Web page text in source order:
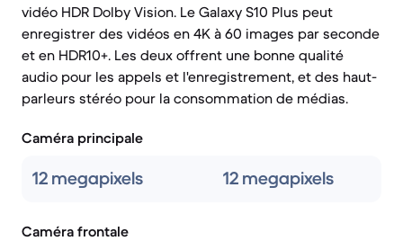
vidéo HDR Dolby Vision. Le Galaxy S10 Plus peut
enregistrer des vidéos en 4K à 60 images par seconde
et en HDR10+. Les deux offrent une bonne qualité
audio pour les appels et l'enregistrement, et des haut-
parleurs stéréo pour la consommation de médias.
Caméra principale
12 megapixels 12 megapixels
Caméra frontale